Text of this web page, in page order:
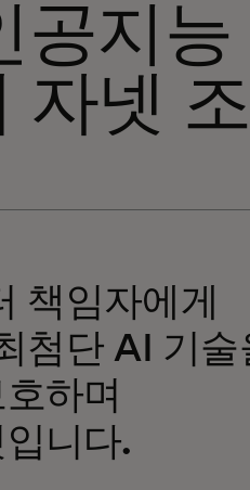
공지능
자넷
책임자에게
첨단 AI 기술
하며
니다.